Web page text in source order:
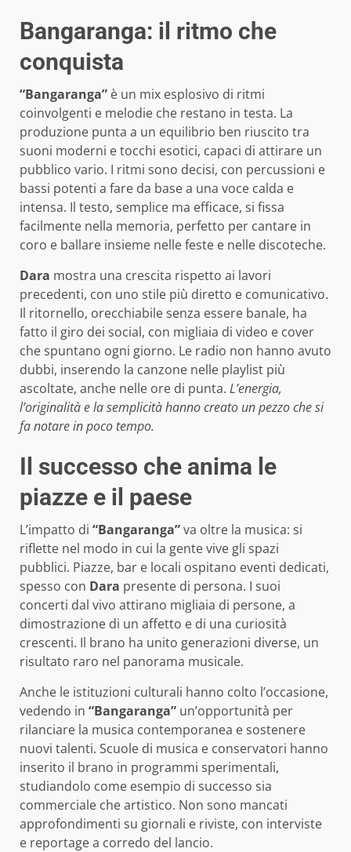
Bangaranga: il ritmo che
conquista
“Bangaranga” è un mix esplosivo di ritmi
coinvolgenti e melodie che restano in testa. La
produzione punta a un equilibrio ben riuscito tra
suoni moderni e tocchi esotici, capaci di attirare un
pubblico vario. I ritmi sono decisi, con percussioni e
bassi potenti a fare da base a una voce calda e
intensa. Il testo, semplice ma efficace, si fissa
facilmente nella memoria, perfetto per cantare in
coro e ballare insieme nelle feste e nelle discoteche.
Dara mostra una crescita rispetto ai lavori
precedenti, con uno stile più diretto e comunicativo.
Il ritornello, orecchiabile senza essere banale, ha
fatto il giro dei social, con migliaia di video e cover
che spuntano ogni giorno. Le radio non hanno avuto
dubbi, inserendo la canzone nelle playlist più
ascoltate, anche nelle ore di punta. L’energia,
l’originalità e la semplicità hanno creato un pezzo che si
fa notare in poco tempo.
Il successo che anima le
piazze e il paese
L’impatto di “Bangaranga”va oltre la musica: si
riflette nel modo in cui la gente vive gli spazi
pubblici. Piazze, bar e locali ospitano eventi dedicati,
spesso con Dara presente di persona. I suoi
concerti dal vivo attirano migliaia di persone, a
dimostrazione di un affetto e di una curiosità
crescenti. Il brano ha unito generazioni diverse, un
risultato raro nel panorama musicale.
Anche le istituzioni culturali hanno colto l’occasione,
vedendo in “Bangaranga” un’opportunità per
rilanciare la musica contemporanea e sostenere
nuovi talenti. Scuole di musica e conservatori hanno
inserito il brano in programmi sperimentali,
studiandolo come esempio di successo sia
commerciale che artistico. Non sono mancati
approfondimenti su giornali e riviste, con interviste
e reportage a corredo del lancio.